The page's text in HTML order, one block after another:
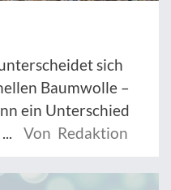
sich
Baumwolle –
ein Unterschied
Von Redaktion